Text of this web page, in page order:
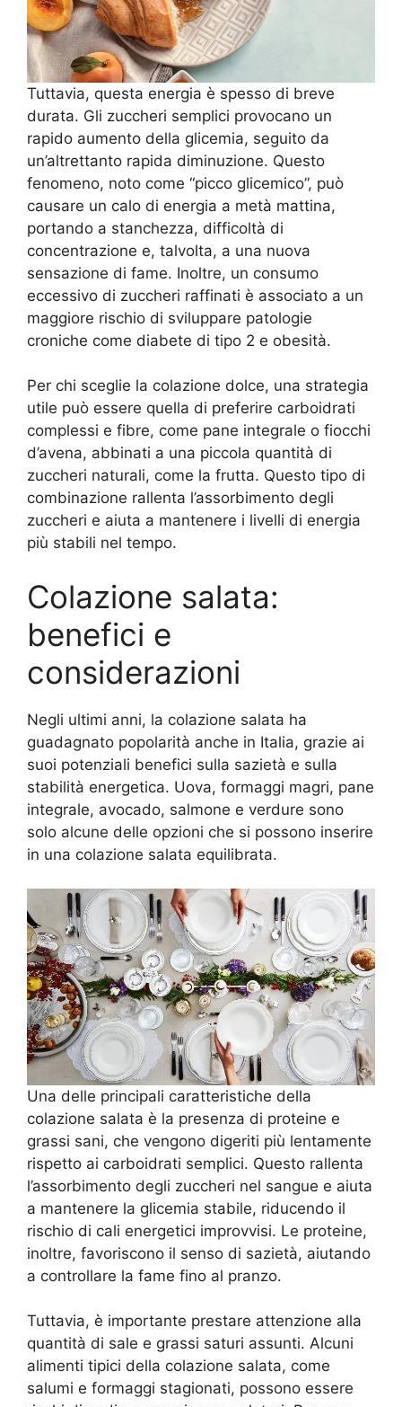
Tuttavia, questa energia è spesso di breve
durata. Gli zuccheri semplici provocano un
rapido aumento della glicemia, seguito da
un’altrettanto rapida diminuzione. Questo
fenomeno, noto come “picco glicemico”, può
causare un calo di energia a metà mattina,
portando a stanchezza, difficoltà di
concentrazione e, talvolta, a una nuova
sensazione di fame. Inoltre, un consumo
eccessivo di zuccheri raffinati è associato a un
maggiore rischio di sviluppare patologie
croniche come diabete di tipo 2 e obesità.
Per chi sceglie la colazione dolce, una strategia
utile può essere quella di preferire carboidrati
complessi e fibre, come pane integrale o fiocchi
d’avena, abbinati a una piccola quantità di
zuccheri naturali, come la frutta. Questo tipo di
combinazione rallenta l’assorbimento degli
zuccheri e aiuta a mantenere i livelli di energia
più stabili nel tempo.
Colazione salata:
benefici e
considerazioni
Negli ultimi anni, la colazione salata ha
guadagnato popolarità anche in Italia, grazie ai
suoi potenziali benefici sulla sazietà e sulla
stabilità energetica. Uova, formaggi magri, pane
integrale, avocado, salmone e verdure sono
solo alcune delle opzioni che si possono inserire
in una colazione salata equilibrata.
Una delle principali caratteristiche della
colazione salata è la presenza di proteine e
grassi sani, che vengono digeriti più lentamente
rispetto ai carboidrati semplici. Questo rallenta
l’assorbimento degli zuccheri nel sangue e aiuta
a mantenere la glicemia stabile, riducendo il
rischio di cali energetici improvvisi. Le proteine,
inoltre, favoriscono il senso di sazietà, aiutando
a controllare la fame fino al pranzo.
Tuttavia, è importante prestare attenzione alla
quantità di sale e grassi saturi assunti. Alcuni
alimenti tipici della colazione salata, come
salumi e formaggi stagionati, possono essere